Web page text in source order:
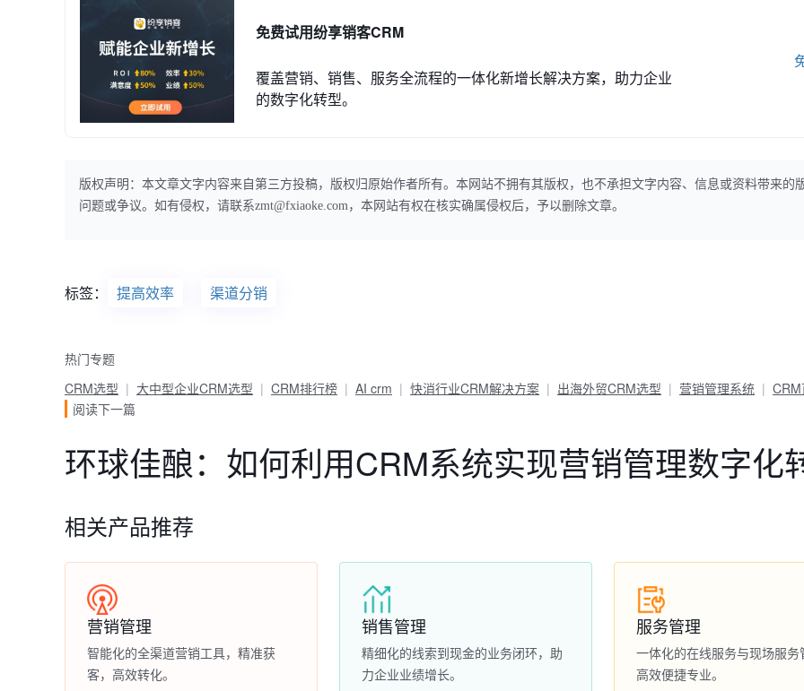
免费试用纷享销客CRM
覆盖营销、销售、服务全流程的一体化新增长解决方案，助力企业
的数字化转型。
版权声明：本文章文字内容来自第三方投稿，版权归原始作者所有。本网站不拥有其版权，也不承担文字内容、信息或资料带来的
问题或争议。如有侵权，请联系zmt@fxiaoke.com，本网站有权在核实确属侵权后，予以删除文章。
标签： 提高效率 渠道分销
热门专题
CRM选型
大中型企业CRM选型 CRM排行榜 AI crm 快消行业CRM解决方案 出海外贸CRM选型 营销管理系统
阅读下一篇
环球佳酿：如何利用CRM系统实现营销管理数字化
相关产品推荐
营销管理
智能化的全渠道营销工具，精准获
客，高效转化。
销售管理
精细化的线索到现金的业务闭环，助
力企业业绩增长。
服务管理
一体化的在线服务与现场服务
高效便捷专业。